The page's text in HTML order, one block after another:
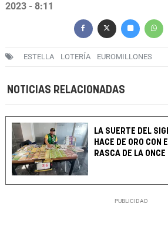
2023 - 8:11
ESTELLA LOTERÍA EUROMILLONES
NOTICIAS RELACIONADAS
LA SUERTE DEL
HACE DE ORO CON
RASCA DE LA ONCE